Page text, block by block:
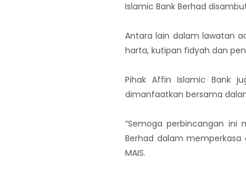
Islamic Bank Berhad
Antara lain dalam lawatan
harta, kutipan fidyah dan
Pihak Affin Islamic Bank
dimanfaatkan bersama
“Semoga perbincangan ini
Berhad dalam
MAIS.